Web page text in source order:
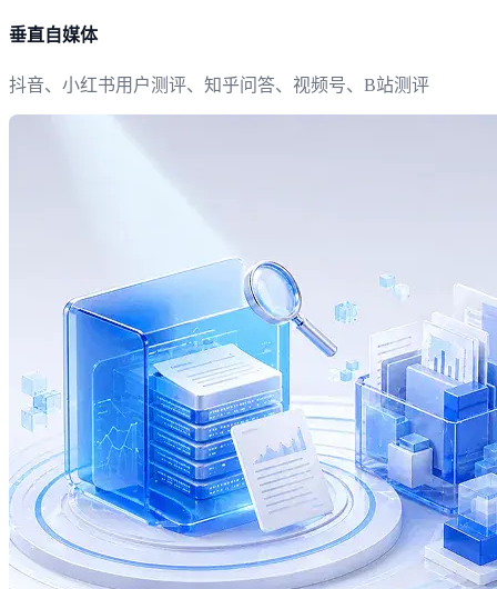
垂直自媒体
抖音、小红书用户测评、知乎问答、视频号、B站测评